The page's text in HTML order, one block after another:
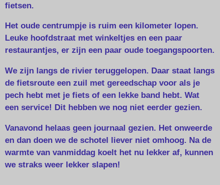
fietsen.
Het oude centrumpje is ruim een kilometer lopen.
Leuke hoofdstraat met winkeltjes en een paar
restaurantjes, er zijn een paar oude toegangspoorten.
We zijn langs de rivier teruggelopen. Daar staat langs
de fietsroute een zuil met gereedschap voor als je
pech hebt met je fiets of een lekke band hebt. Wat
een service! Dit hebben we nog niet eerder gezien.
Vanavond helaas geen journaal gezien. Het onweerde
en dan doen we de schotel liever niet omhoog. Na de
warmte van vanmiddag koelt het nu lekker af, kunnen
we straks weer lekker slapen!